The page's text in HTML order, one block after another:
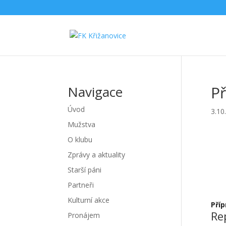
Navigace
Úvod
Mužstva
O klubu
Zprávy a aktuality
Starší páni
Partneři
Kulturní akce
Pronájem